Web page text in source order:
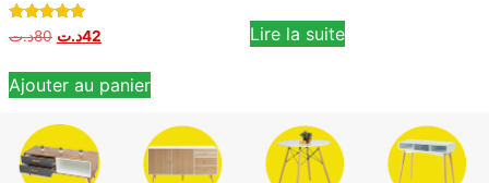
Note
5.00
80د.ت 42د.ت
Ajouter au panier
Lire la suite